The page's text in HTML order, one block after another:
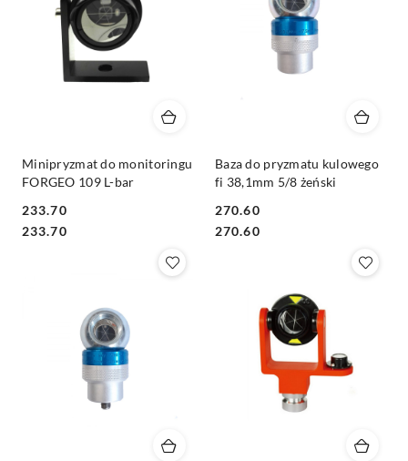
Minipryzmat do monitoringu
FORGEO 109 L-bar
Cena:
233.70
Cena:
233.70
Baza do pryzmatu kulowego
fi 38,1mm 5/8 żeński
Cena:
270.60
Cena:
270.60